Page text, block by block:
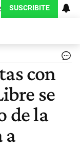
SUSCRIBITE
con
se
de la
a